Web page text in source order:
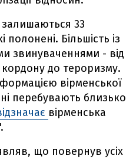
33
полонені. Більшість із
звинуваченнями - від
до тероризму.
вірменської
перебувають близько
вірменська
що повернув усіх